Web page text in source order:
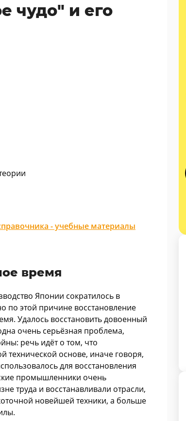
чудо" и его
- учебные материалы
время
Японии сократилось в
по этой причине восстановление
Удалось восстановить довоенный
очень серьёзная проблема,
речь идёт о том, что
технической основе, иначе говоря,
для восстановления
промышленники очень
труда и восстанавливали отрасли,
новейшей техники, а больше